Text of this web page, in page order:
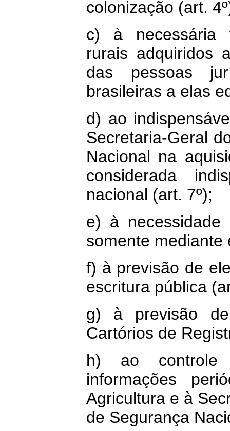
colonização (art.
c) à necessária
rurais adquiridos
das pessoas
brasileiras a elas
d) ao
Secretaria-Geral
Nacional na
considerada
nacional (art. 7º);
e) à
somente mediante
f) à previsão de
escritura pública
g) à previsão
Cartórios de
h) ao controle
informações
Agricultura e à
de Segurança